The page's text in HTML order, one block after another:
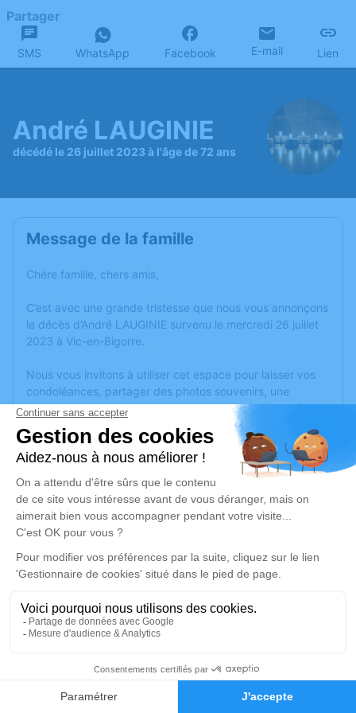
Faire-part Hommages
Partager
SMS WhatsApp Facebook E-mail Lien
André LAUGINIE
décédé le 26 juillet 2023 à l'âge de 72 ans
Message de la famille
Chère famille, chers amis,
C’est avec une grande tristesse que nous vous annonçons
le décès d’André LAUGINIE survenu le mercredi 26 juillet
2023 à Vic-en-Bigorre.
Nous vous invitons à utiliser cet espace pour laisser vos
condoléances, partager des photos souvenirs, une
anecdote ou exprimer vos pensées à travers des poèmes
ou des textes. Cet endroit est un lieu d'expression dédié à
honorer la mémoire d’André LAUGINIE.
Un service de plantation d’arbre hommage estdisponible
mardi 01 août 2023 à 11h00
Crématorium des Pyrénées d'Azereix
Route de Tarbes